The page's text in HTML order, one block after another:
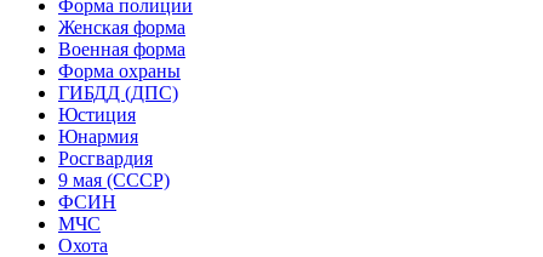
Форма полиции
Женская форма
Военная форма
Форма охраны
ГИБДД (ДПС)
Юстиция
Юнармия
Росгвардия
9 мая (СССР)
ФСИН
МЧС
Охота